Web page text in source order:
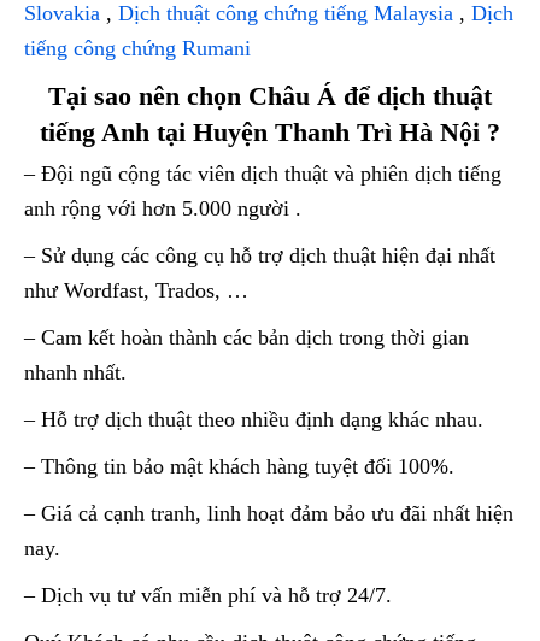
Slovakia , Dịch thuật công chứng tiếng Malaysia , Dịch
tiếng công chứng Rumani
Tại sao nên chọn Châu Á để dịch thuật
tiếng Anh tại Huyện Thanh Trì Hà Nội ?
– Đội ngũ cộng tác viên dịch thuật và phiên dịch tiếng
anh rộng với hơn 5.000 người .
– Sử dụng các công cụ hỗ trợ dịch thuật hiện đại nhất
như Wordfast, Trados, …
– Cam kết hoàn thành các bản dịch trong thời gian
nhanh nhất.
– Hỗ trợ dịch thuật theo nhiều định dạng khác nhau.
– Thông tin bảo mật khách hàng tuyệt đối 100%.
– Giá cả cạnh tranh, linh hoạt đảm bảo ưu đãi nhất hiện
nay.
– Dịch vụ tư vấn miễn phí và hỗ trợ 24/7.